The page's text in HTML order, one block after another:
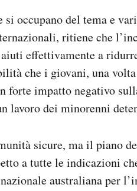
si occupano del tema e
ritiene che
effettivamente a
che i giovani, una
forte impatto negativo
lavoro dei minorenni
sicure, ma il piano
a tutte le indicazioni
australiana per